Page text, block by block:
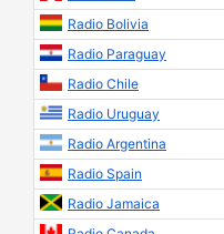
Radio Bolivia
Radio Paraguay
Radio Chile
Radio Uruguay
Radio Argentina
Radio Spain
Radio Jamaica